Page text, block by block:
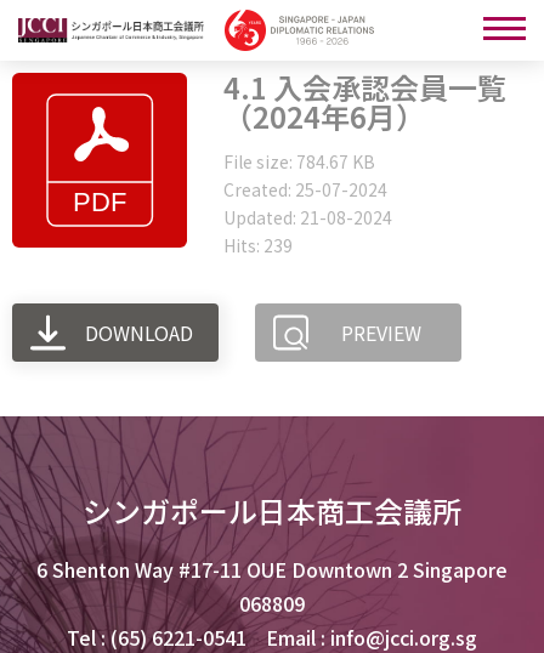
4.1 入会承認会員一覧
（2024年6月）
File size: 784.67 KB
Created: 25-07-2024
Updated: 21-08-2024
Hits: 239
DOWNLOAD PREVIEW
シンガポール日本商工会議所
6 Shenton Way #17-11 OUE Downtown 2 Singapore
068809
Tel : (65) 6221-0541 Email : info@jcci.org.sg